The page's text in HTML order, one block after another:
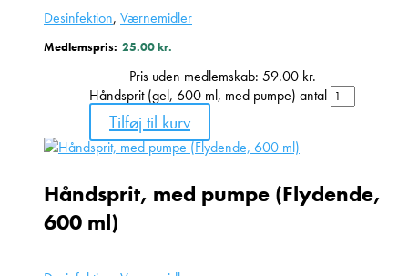
Desinfektion, Værnemidler
Medlemspris: 25.00kr.
Pris uden medlemskab: 59.00 kr.
Håndsprit (gel, 600 ml, med pumpe) antal
Tilføj til kurv
Håndsprit, med pumpe (Flydende,
600 ml)